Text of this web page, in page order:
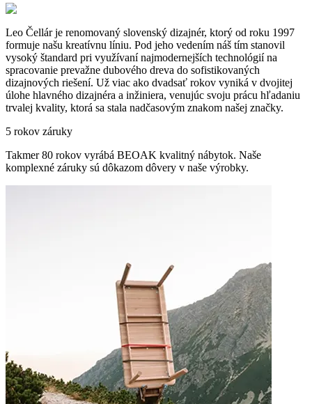
Leo Čellár je renomovaný slovenský dizajnér, ktorý od roku 1997
formuje našu kreatívnu líniu. Pod jeho vedením náš tím stanovil
vysoký štandard pri využívaní najmodernejších technológií na
spracovanie prevažne dubového dreva do sofistikovaných
dizajnových riešení. Už viac ako dvadsať rokov vyniká v dvojitej
úlohe hlavného dizajnéra a inžiniera, venujúc svoju prácu hľadaniu
trvalej kvality, ktorá sa stala nadčasovým znakom našej značky.
5 rokov záruky
Takmer 80 rokov vyrábá BEOAK kvalitný nábytok. Naše
komplexné záruky sú dôkazom dôvery v naše výrobky.